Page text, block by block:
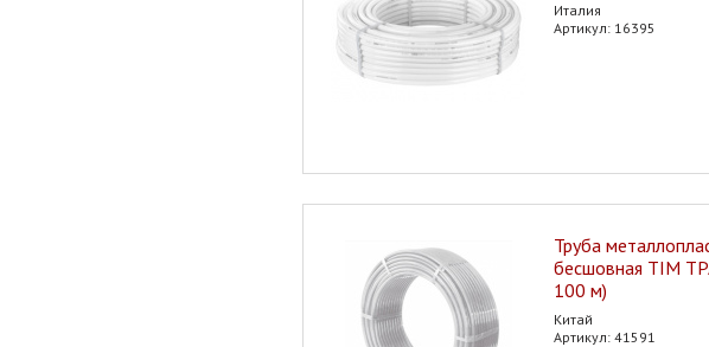
Италия
Артикул: 16395
Труба
бесшовная TIM
100 м)
Китай
Артикул: 41591